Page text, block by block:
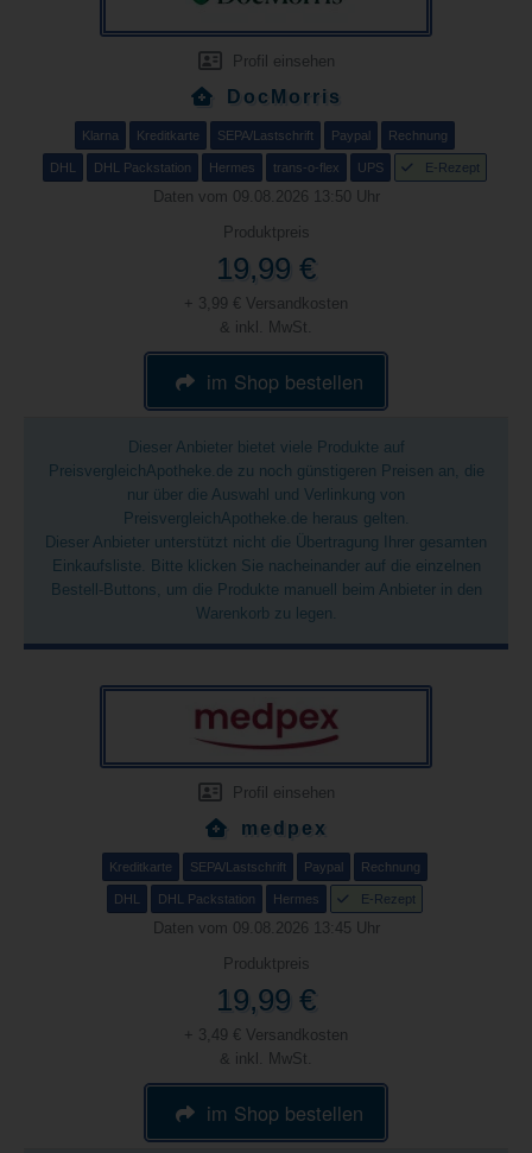
Profil einsehen
DocMorris
Klarna Kreditkarte SEPA/Lastschrift Paypal Rechnung
DHL DHL Packstation Hermes trans-o-flex UPS E-Rezept
Daten vom 09.08.2026 13:50 Uhr
Produktpreis
19,99 €
+ 3,99 € Versandkosten
& inkl. MwSt.
im Shop bestellen
Dieser Anbieter bietet viele Produkte auf
PreisvergleichApotheke.de zu noch günstigeren Preisen an, die
nur über die Auswahl und Verlinkung von
PreisvergleichApotheke.de heraus gelten.
Dieser Anbieter unterstützt nicht die Übertragung Ihrer gesamten
Einkaufsliste. Bitte klicken Sie nacheinander auf die einzelnen
Bestell-Buttons, um die Produkte manuell beim Anbieter in den
Warenkorb zu legen.
Profil einsehen
medpex
Kreditkarte SEPA/Lastschrift Paypal Rechnung
DHL DHL Packstation Hermes E-Rezept
Daten vom 09.08.2026 13:45 Uhr
Produktpreis
19,99 €
+ 3,49 € Versandkosten
& inkl. MwSt.
im Shop bestellen